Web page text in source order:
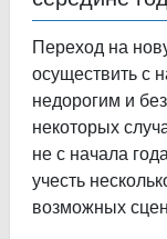
Переход на
осуществить с
недорогим и
некоторых
не с начала
учесть
возможных